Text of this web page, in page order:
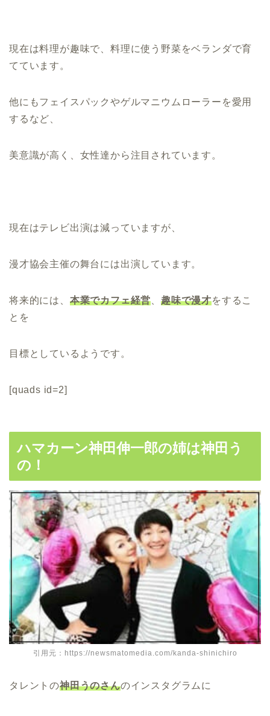
現在は料理が趣味で、料理に使う野菜をベランダで育
てています。
他にもフェイスパックやゲルマニウムローラーを愛用
するなど、
美意識が高く、女性達から注目されています。
現在はテレビ出演は減っていますが、
漫才協会主催の舞台には出演しています。
将来的には、 本業でカフェ経営 、趣味で漫才をするこ
とを
目標としているようです。
[quads id=2]
ハマカーン神田伸一郎の姉は神田う
の！
引用元：https://newsmatomedia.com/kanda-shinichiro
タレントの神田うのさんのインスタグラムに